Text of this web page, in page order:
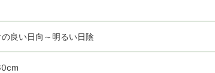
良い日向～明るい日陰